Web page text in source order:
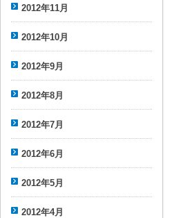
2012年11月
2012年10月
2012年9月
2012年8月
2012年7月
2012年6月
2012年5月
2012年4月